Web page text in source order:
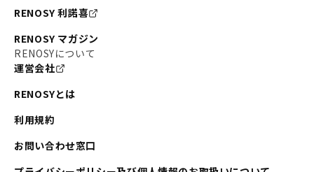
RENOSY 利諾喜
RENOSY マガジン
RENOSYについて
運営会社
RENOSYとは
利用規約
お問い合わせ窓口